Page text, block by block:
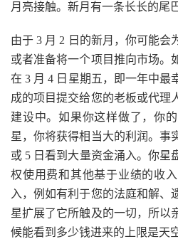
月亮接触。新月有一条长长的尾
由于 3 月 2 日的新月，你可能会
或者准备将一个项目推向市场。
在 3 月 4 日星期五，即一年中最
成的项目提交给您的老板或代理
建设中。如果你这样做了，你
星，你将获得相当大的利润。事
或 5 日看到大量资金涌入。你星
权使用费和其他基于业绩的收
入，例如有利于您的法庭和解、
星扩展了它所触及的一切，所以
候能看到多少钱进来的上限是天空